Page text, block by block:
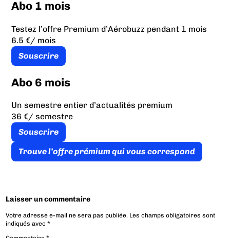
Abo 1 mois
Testez l’offre Premium d’Aérobuzz pendant 1 mois
6.5 €/ mois
Souscrire
Abo 6 mois
Un semestre entier d’actualités premium
36 €/ semestre
Souscrire
Trouve l’offre prémium qui vous correspond
Laisser un commentaire
Votre adresse e-mail ne sera pas publiée. Les champs obligatoires sont
indiqués avec*